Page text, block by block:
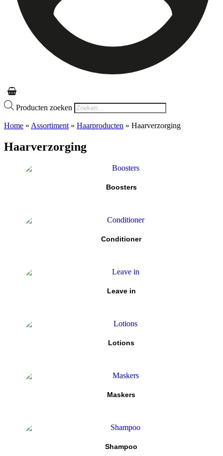
Producten zoeken
Home » Assortiment » Haarproducten » Haarverzorging
Haarverzorging
Boosters
Conditioner
Leave in
Lotions
Maskers
Shampoo